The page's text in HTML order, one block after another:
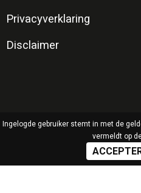
Privacyverklaring
Disclaimer
Ingelogde gebruiker stemt in met de
vermeldt op